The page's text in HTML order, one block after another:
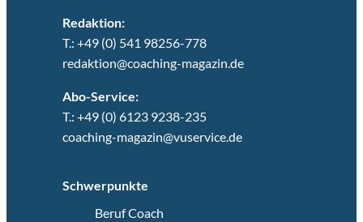
Redaktion:
T.: +49 (0) 541 98256-778
redaktion@coaching-magazin.de
Abo-Service:
T.: +49 (0) 6123 9238-235
coaching-magazin@vuservice.de
Schwerpunkte
Beruf Coach